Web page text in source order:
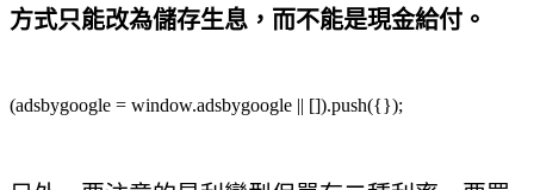
方式只能改為儲存生息，而不能是現金給付。
(adsbygoogle = window.adsbygoogle || []).push({});